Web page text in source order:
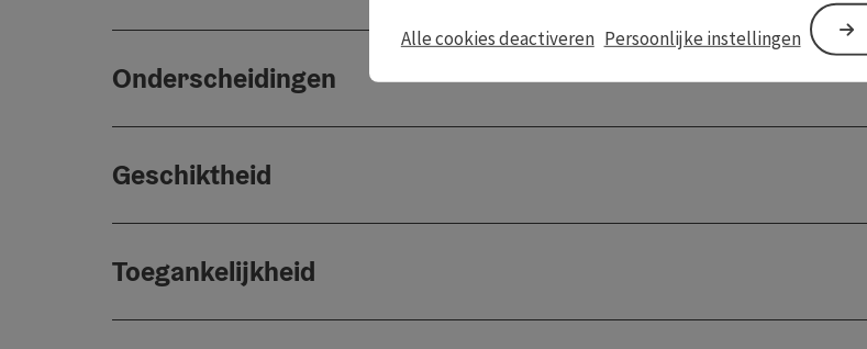
Onderscheidingen
Geschiktheid
Toegankelijkheid
Alle cookies deactiveren Persoonlijke instellingen